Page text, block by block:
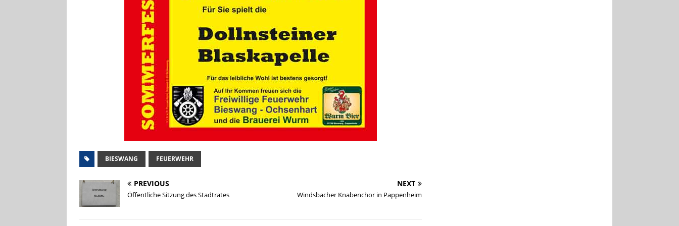
BIESWANG FEUERWEHR
PREVIOUS
Öffentliche Sitzung des Stadtrates
NEXT
Windsbacher Knabenchor in Pappenheim